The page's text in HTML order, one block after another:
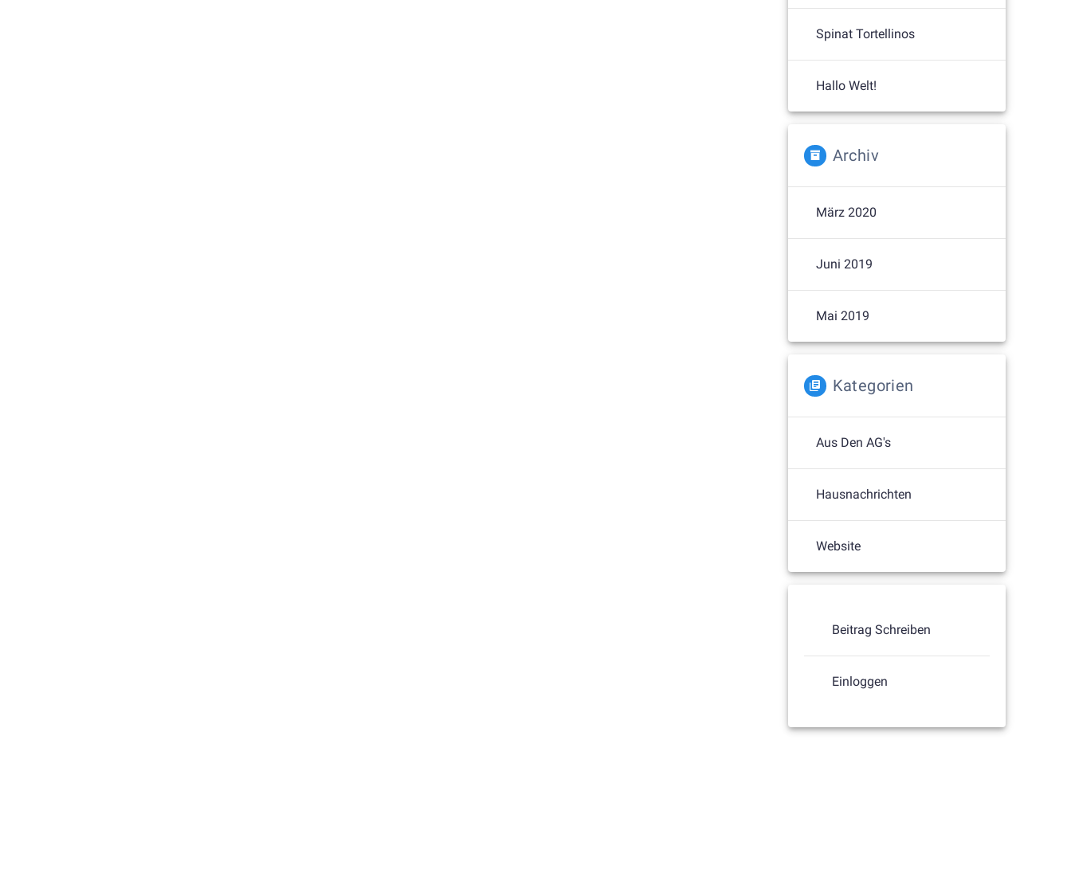
Spinat Tortellinos
Hallo Welt!
Archiv
März 2020
Juni 2019
Mai 2019
Kategorien
Aus Den AG's
Hausnachrichten
Website
Beitrag Schreiben
Einloggen